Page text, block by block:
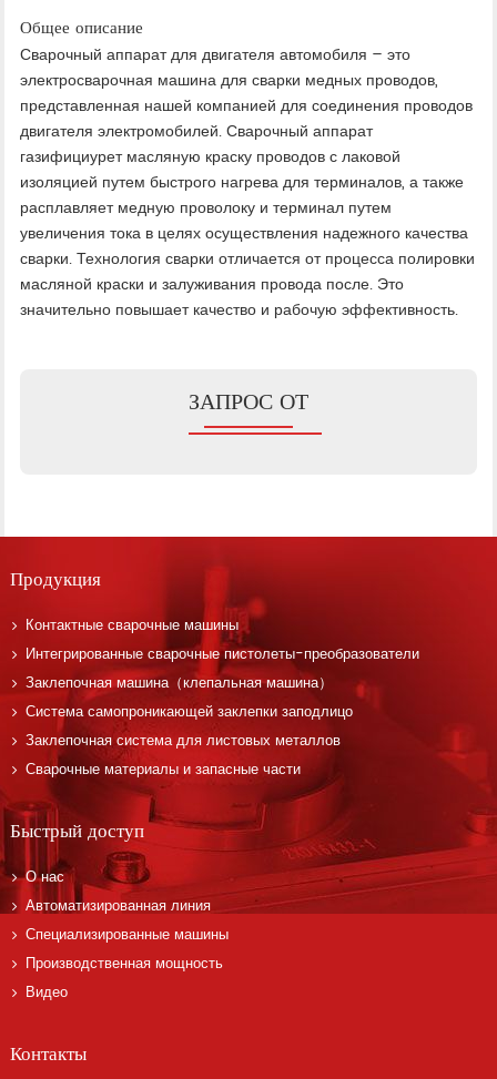
Общее описание
Сварочный аппарат для двигателя автомобиля – это
электросварочная машина для сварки медных проводов,
представленная нашей компанией для соединения проводов
двигателя электромобилей. Сварочный аппарат
газифициурет масляную краску проводов с лаковой
изоляцией путем быстрого нагрева для терминалов, а также
расплавляет медную проволоку и терминал путем
увеличения тока в целях осуществления надежного качества
сварки. Технология сварки отличается от процесса полировки
масляной краски и залуживания провода после. Это
значительно повышает качество и рабочую эффективность.
ЗАПРОС ОТ
Продукция
Контактные сварочные машины
Интегрированные сварочные пистолеты-преобразователи
Заклепочная машина（клепальная машина）
Система самопроникающей заклепки заподлицо
Заклепочная система для листовых металлов
Сварочные материалы и запасные части
Быстрый доступ
О нас
Автоматизированная линия
Специализированные машины
Производственная мощность
Видео
Контакты